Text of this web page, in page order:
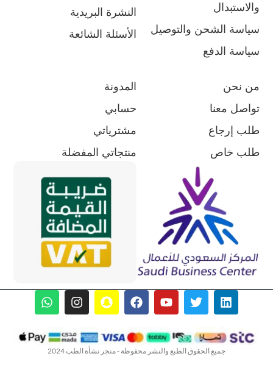
والاستبدال
سياسة الشحن والتوصيل
سياسة الدفع
النشرة البريدية
الأسئلة الشائعة
من نحن
تواصل معنا
طلب إرجاع
طلب خاص
المدونة
حسابي
مشترياتي
منتجاتي المفضلة
جميع الحقوق الطبع والنشر محفوظة - متجر نشأة الطب 2024